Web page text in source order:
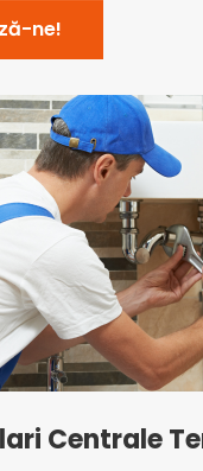
ne!
Centrale